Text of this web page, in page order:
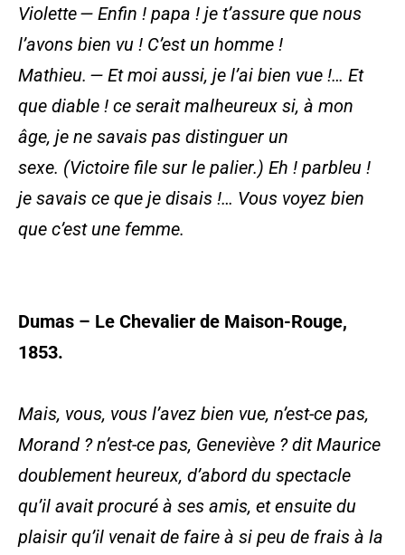
Violette— Enfin ! papa ! je t’assure que nous
l’avons bien vu ! C’est un homme !
Mathieu. — Et moi aussi, je l’ai bien vue !… Et
que diable ! ce serait malheureux si, à mon
âge, je ne savais pas distinguer un
sexe. (Victoire file sur le palier.) Eh ! parbleu !
je savais ce que je disais !… Vous voyez bien
que c’est une femme.
Dumas – Le Chevalier de Maison-Rouge,
1853.
Mais, vous, vous l’avez bien vue, n’est-ce pas,
Morand ? n’est-ce pas, Geneviève ? dit Maurice
doublement heureux, d’abord du spectacle
qu’il avait procuré à ses amis, et ensuite du
plaisir qu’il venait de faire à si peu de frais à la